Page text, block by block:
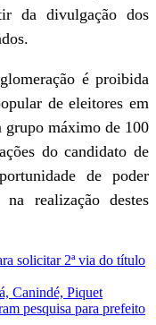
da divulgação dos
é proibida
de eleitores em
máximo de 100
do candidato de
de poder
realização destes
solicitar 2ª via do título
Canindé, Piquet
pesquisa para prefeito